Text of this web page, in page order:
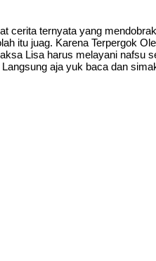
cerita ternyata yang
itu juag. Karena Terpergok
Lisa harus melayani nafsu
aja yuk baca dan